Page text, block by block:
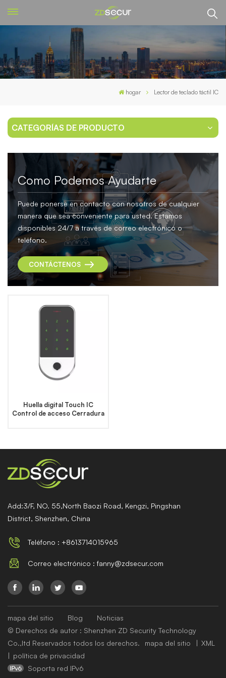
hogar Lector de teclado táctil IC
CATEGORÍAS DE PRODUCTO
Como Podemos Ayudarte
Puede ponerse en contacto con nosotros de cualquier
manera que sea conveniente para usted. Estamos
disponibles 24/7 a través de correo electrónico o
teléfono.
CONTÁCTENOS
Huella digital Touch IC
Control de acceso Cerradura
Add:3/F, NO. 55,North Baozi Road, Kengzi, Pingshan
District, Shenzhen, China
Teléfono : +8613714015965
Correo electrónico : fanny@zdsecur.com
mapa del sitio Blog
Noticias
© Derechos de autor : Shenzhen ZD Security Technology
Co.,ltd Reservados todos los derechos.
mapa del sitio | XML
| política de privacidad
Soporta red IPv6